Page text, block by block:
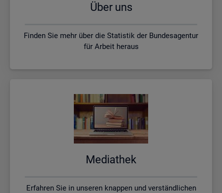
Über uns
Finden Sie mehr über die Statistik der Bundesagentur
für Arbeit heraus
Me­dia­thek
Erfahren Sie in unseren knappen und verständlichen